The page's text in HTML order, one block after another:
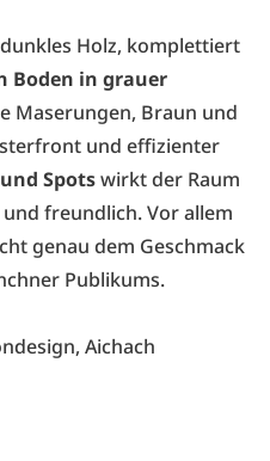
Holz, komplettiert
Boden in grauer
Maserungen, Braun und
und effizienter
Spotswirkt der Raum
freundlich. Vor allem
genau dem Geschmack
Publikums.
Aichach